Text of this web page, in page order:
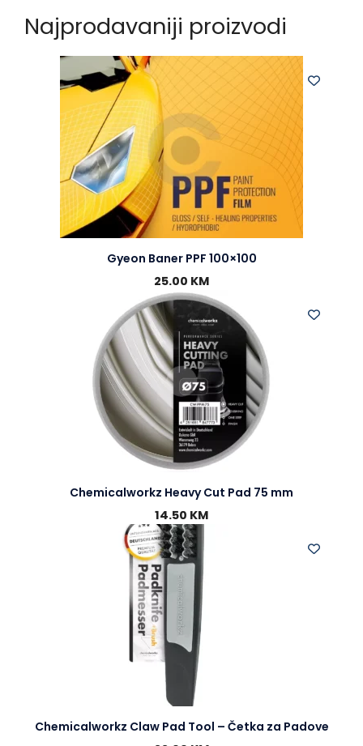
Najprodavaniji proizvodi
Gyeon Baner PPF 100×100
25.00 KM
Chemicalworkz Heavy Cut Pad 75 mm
14.50 KM
Chemicalworkz Claw Pad Tool – Četka za Padove